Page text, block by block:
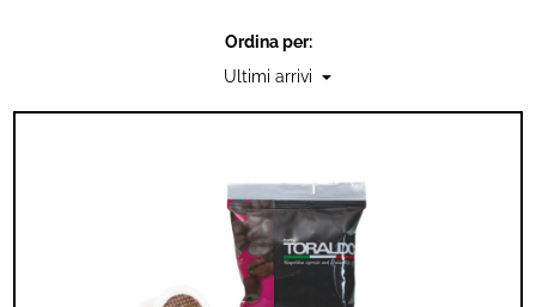
RICAMBI
VINI
INTEGRATORI
Ordina per: